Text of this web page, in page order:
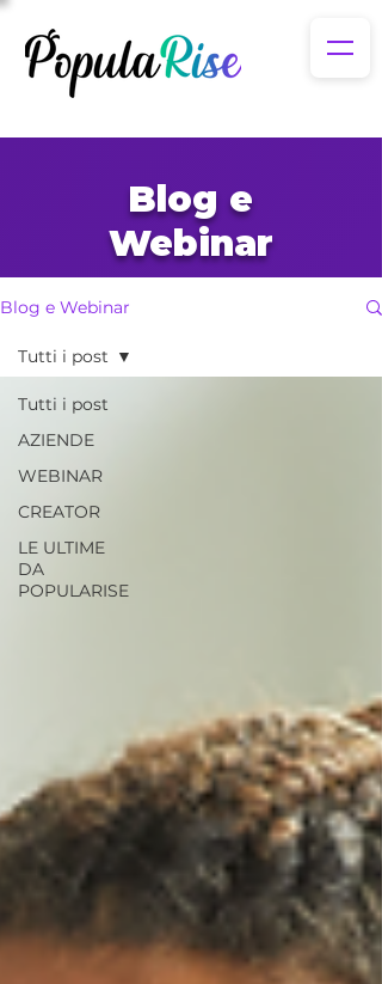
Blog e
Webinar
Blog e Webinar
Tutti i post
AZIENDE
WEBINAR
CREATOR
LE ULTIME
DA
POPULARISE
Tutti i post